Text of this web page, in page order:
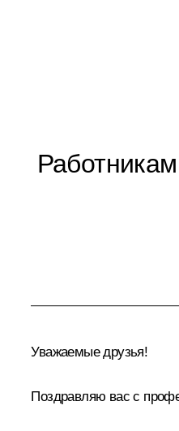
Уважаемые друзья!
Поздравляю вас с